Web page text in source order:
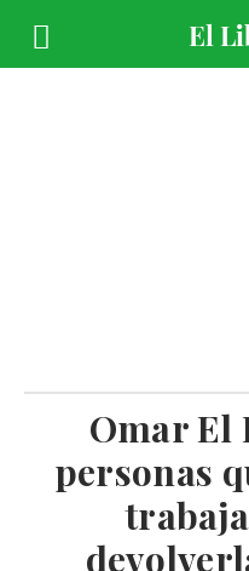
Omar El
personas